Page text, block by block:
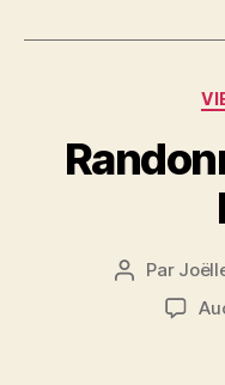
Auteur
l’article
Par